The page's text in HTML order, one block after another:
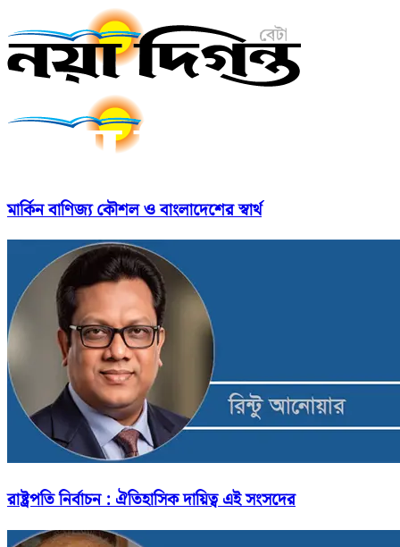
মার্কিন বাণিজ্য কৌশল ও বাংলাদেশের স্বার্থ
রাষ্ট্রপতি নির্বাচন : ঐতিহাসিক দায়িত্ব এই সংসদের